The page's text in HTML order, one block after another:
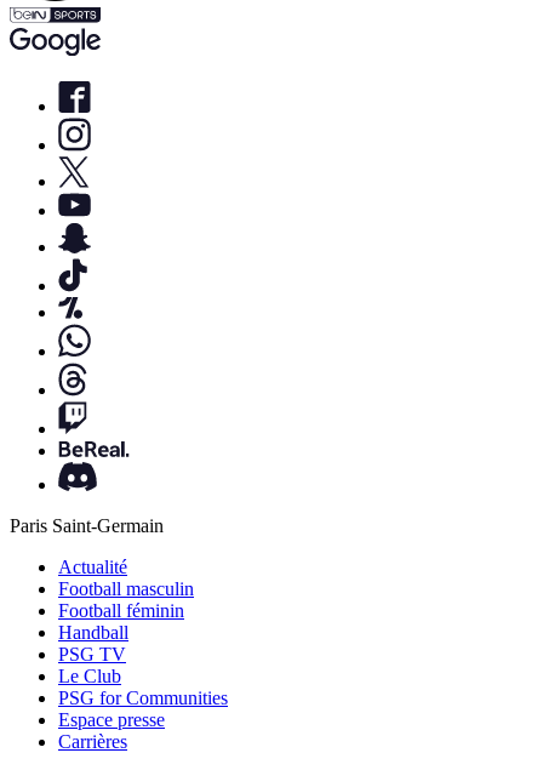
Paris Saint-Germain
Actualité
Football masculin
Football féminin
Handball
PSG TV
Le Club
PSG for Communities
Espace presse
Carrières